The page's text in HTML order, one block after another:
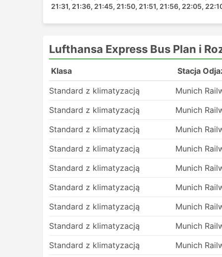
Monachium - Monachium
Jedną z najlepszych rzeczy w
do swoich wymagań w zakresie
różne potrzeby podróżnych. Najtańsze
Można je nazwać lokalnymi, ekspresowymi
sypialne lub autokary VIP są dobre zarówno
lub szerokie, miękkie rozkładane siedzenia,
toaletę lub tankowanie. Podróżowanie
autobusu. Ceny zawsze zależą od
krótsze wyjazdy warto zainwestować
ponieważ zaoszczędzi to dwa razy więcej
Podróż autobusem: wady i
Zalety podróżowania autobusem
samolotami. Sieć autobusów obejmuje
21:31, 21:36, 21:45, 21:50, 21:51, 21:56, 22:05,
Lufthansa Express Bus Plan i
Klasa Stacja
Standard z klimatyzacją
Munich
Standard z klimatyzacją
Munich
Standard z klimatyzacją
Munich
Standard z klimatyzacją
Munich
Standard z klimatyzacją
Munich
Standard z klimatyzacją
Munich
Standard z klimatyzacją
Munich
Standard z klimatyzacją
Munich
Standard z klimatyzacją
Munich